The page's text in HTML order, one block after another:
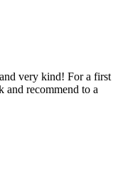
very kind! For a first
recommend to a